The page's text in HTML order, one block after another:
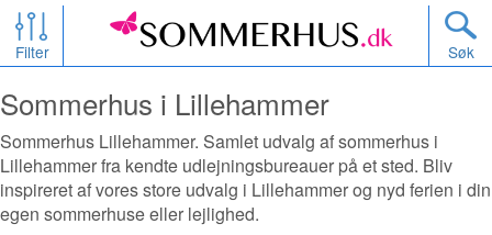
Filter Søk
Sommerhus i Lillehammer
Sommerhus Lillehammer. Samlet udvalg af sommerhus i
Lillehammer fra kendte udlejningsbureauer på et sted. Bliv
inspireret af vores store udvalg i Lillehammer og nyd ferien i din
egen sommerhuse eller lejlighed.